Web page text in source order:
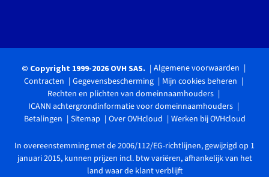
© Copyright 1999-2026 OVH SAS.
Algemene voorwaarden
Contracten
Gegevensbescherming
Mijn cookies beheren
Rechten en plichten van domeinnaamhouders
ICANN achtergrondinformatie voor domeinnaamhouders
Betalingen
Sitemap Over OVHcloud Werken bij OVHcloud
In overeenstemming met de 2006/112/EG-richtlijnen, gewijzigd op 1
januari 2015, kunnen prijzen incl. btw variëren, afhankelijk van het
land waar de klant verblijft